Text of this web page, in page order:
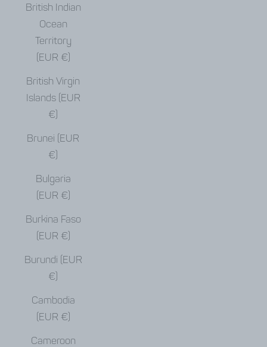
British Indian
Ocean
Territory
(EUR €)
British Virgin
Islands (EUR
€)
Brunei (EUR
€)
Bulgaria
(EUR €)
Burkina Faso
(EUR €)
Burundi (EUR
€)
Cambodia
(EUR €)
Cameroon